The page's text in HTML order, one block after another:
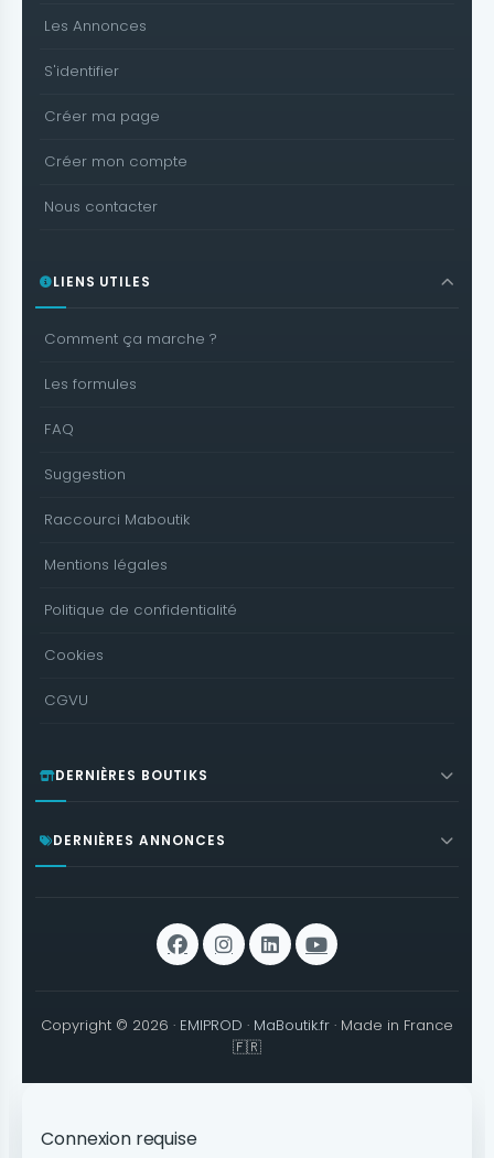
Les Annonces
S'identifier
Créer ma page
Créer mon compte
Nous contacter
LIENS UTILES
Comment ça marche ?
Les formules
FAQ
Suggestion
Raccourci Maboutik
Mentions légales
Politique de confidentialité
Cookies
CGVU
DERNIÈRES BOUTIKS
DERNIÈRES ANNONCES
Copyright © 2026 · EMIPROD · MaBoutik.fr · Made in France
🇫🇷
Connexion requise